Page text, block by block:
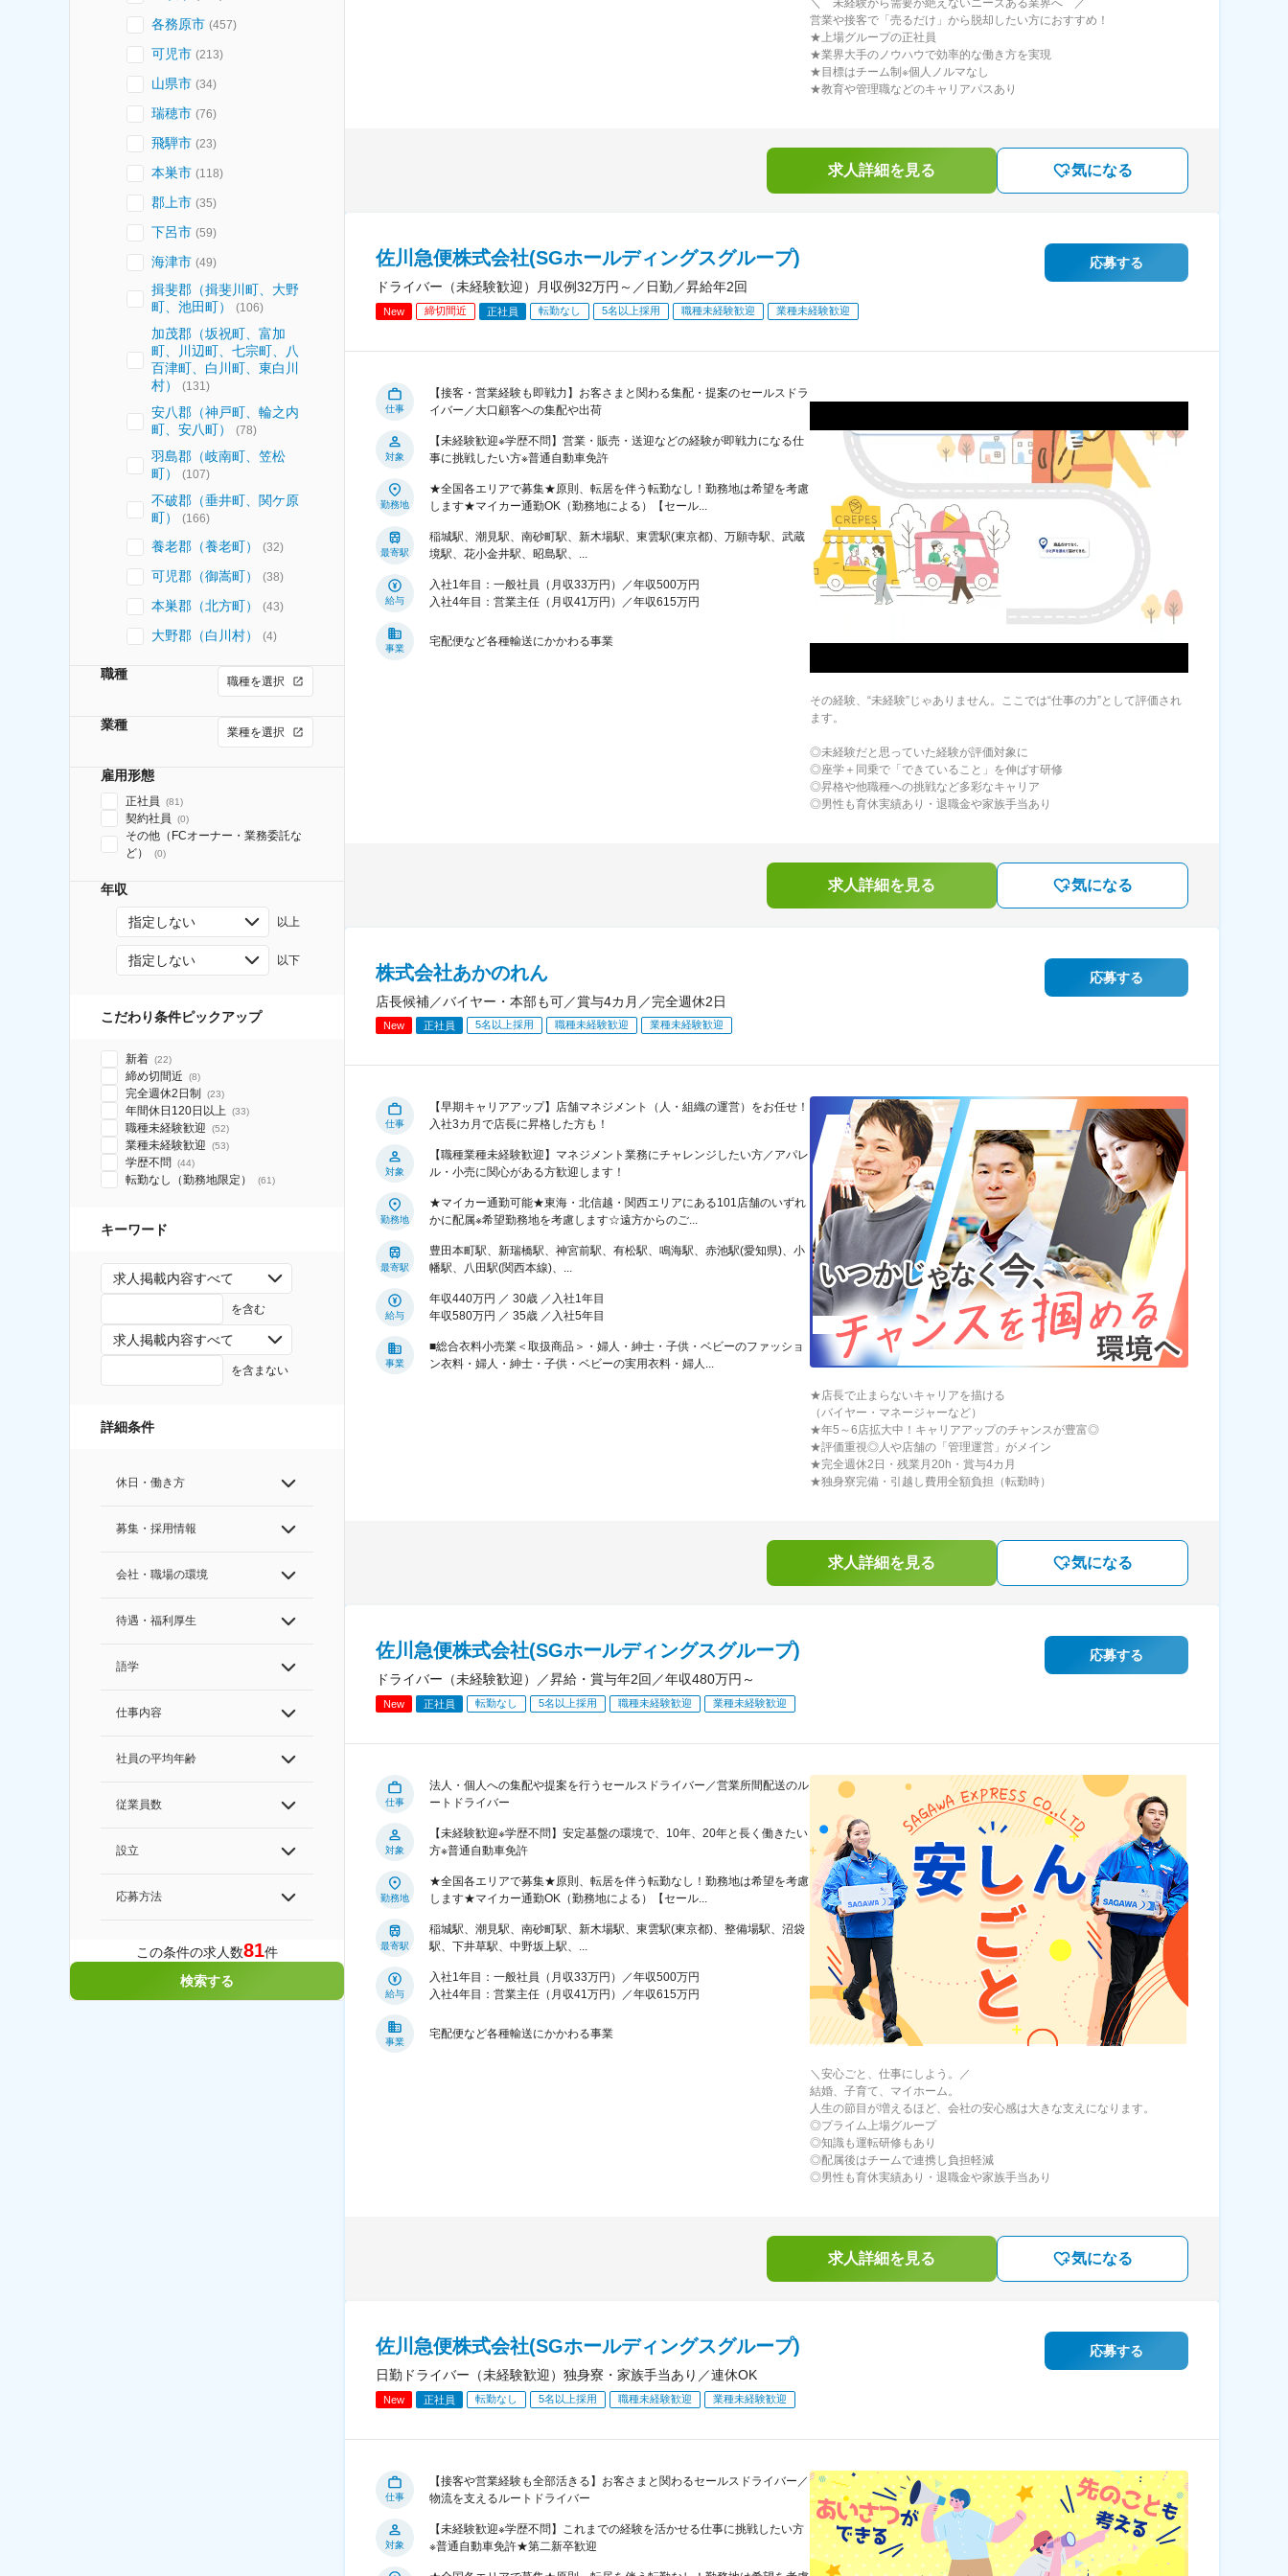
各務原市 (457)
可児市 (213)
山県市 (34)
瑞穂市 (76)
飛騨市 (23)
本巣市 (118)
郡上市 (35)
下呂市 (59)
海津市 (49)
揖斐郡（揖斐川町、大野
町、池田町）
(106)
加茂郡（坂祝町、富加
町、川辺町、七宗町、八
百津町、白川町、東白川
村）
(131)
安八郡（神戸町、輪之内
町、安八町）
(78)
羽島郡（岐南町、笠松
町）
(107)
不破郡（垂井町、関ケ原
町）
(166)
養老郡（養老町） (32)
可児郡（御嵩町） (38)
本巣郡（北方町） (43)
大野郡（白川村） (4)
職種 職種を選択
業種 業種を選択
雇用形態
正社員 (81)
契約社員 (0)
その他（FCオーナー・業務委託な
ど）
(0)
年収
指定しない 以上
指定しない 以下
こだわり条件ピックアップ
新着 (22)
締め切間近 (8)
完全週休2日制 (23)
年間休日120日以上 (33)
職種未経験歓迎 (52)
業種未経験歓迎 (53)
学歴不問 (44)
転勤なし（勤務地限定） (61)
キーワード
求人掲載内容すべて
を含む
求人掲載内容すべて
を含まない
詳細条件
休日・働き方
募集・採用情報
会社・職場の環境
待遇・福利厚生
語学
仕事内容
社員の平均年齢
従業員数
設立
応募方法
この条件の求人数81件
検索する
営業や接客で「売るだけ」から脱却したい方におすすめ！
★上場グループの正社員
★業界大手のノウハウで効率的な働き方を実現
★目標はチーム制※個人ノルマなし
★教育や管理職などのキャリアパスあり
求人詳細を見る 気になる
佐川急便株式会社(SGホールディングスグループ)
ドライバー（未経験歓迎）月収例32万円～／日勤／昇給年2回
New 締切間近 正社員 転勤なし 5名以上採用 職種未経験歓迎 業種未経験歓迎
応募する
仕事
【接客・営業経験も即戦力】お客さまと関わる集配・提案のセールスドラ
イバー／大口顧客への集配や出荷
対象
【未経験歓迎※学歴不問】営業・販売・送迎などの経験が即戦力になる仕
事に挑戦したい方※普通自動車免許
勤務地
★全国各エリアで募集★原則、転居を伴う転勤なし！勤務地は希望を考慮
します★マイカー通勤OK（勤務地による）【セール...
最寄駅
稲城駅、潮見駅、南砂町駅、新木場駅、東雲駅(東京都)、万願寺駅、武蔵
境駅、花小金井駅、昭島駅、...
給与
入社1年目：一般社員（月収33万円）／年収500万円
入社4年目：営業主任（月収41万円）／年収615万円
事業
宅配便など各種輸送にかかわる事業
その経験、“未経験”じゃありません。ここでは“仕事の力”として評価され
ます。
◎未経験だと思っていた経験が評価対象に
◎座学＋同乗で「できていること」を伸ばす研修
◎昇格や他職種への挑戦など多彩なキャリア
◎男性も育休実績あり・退職金や家族手当あり
求人詳細を見る 気になる
株式会社あかのれん
店長候補／バイヤー・本部も可／賞与4カ月／完全週休2日
New 正社員 5名以上採用 職種未経験歓迎 業種未経験歓迎
応募する
仕事
【早期キャリアアップ】店舗マネジメント（人・組織の運営）をお任せ！
入社3カ月で店長に昇格した方も！
対象
【職種業種未経験歓迎】マネジメント業務にチャレンジしたい方／アパレ
ル・小売に関心がある方歓迎します！
勤務地
★マイカー通勤可能★東海・北信越・関西エリアにある101店舗のいずれ
かに配属※希望勤務地を考慮します☆遠方からのご...
最寄駅
豊田本町駅、新瑞橋駅、神宮前駅、有松駅、鳴海駅、赤池駅(愛知県)、小
幡駅、八田駅(関西本線)、...
給与
年収440万円 ／ 30歳 ／入社1年目
年収580万円 ／ 35歳 ／入社5年目
事業
■総合衣料小売業＜取扱商品＞・婦人・紳士・子供・ベビーのファッショ
ン衣料・婦人・紳士・子供・ベビーの実用衣料・婦人...
★店長で止まらないキャリアを描ける
（バイヤー・マネージャーなど）
★年5～6店拡大中！キャリアアップのチャンスが豊富◎
★評価重視◎人や店舗の「管理運営」がメイン
★完全週休2日・残業月20h・賞与4カ月
★独身寮完備・引越し費用全額負担（転勤時）
求人詳細を見る 気になる
佐川急便株式会社(SGホールディングスグループ)
ドライバー（未経験歓迎）／昇給・賞与年2回／年収480万円～
New 正社員 転勤なし 5名以上採用 職種未経験歓迎 業種未経験歓迎
応募する
仕事
法人・個人への集配や提案を行うセールスドライバー／営業所間配送のル
ートドライバー
対象
【未経験歓迎※学歴不問】安定基盤の環境で、10年、20年と長く働きたい
方※普通自動車免許
勤務地
★全国各エリアで募集★原則、転居を伴う転勤なし！勤務地は希望を考慮
します★マイカー通勤OK（勤務地による）【セール...
最寄駅
稲城駅、潮見駅、南砂町駅、新木場駅、東雲駅(東京都)、整備場駅、沼袋
駅、下井草駅、中野坂上駅、...
給与
入社1年目：一般社員（月収33万円）／年収500万円
入社4年目：営業主任（月収41万円）／年収615万円
事業
宅配便など各種輸送にかかわる事業
＼安心ごと、仕事にしよう。／
結婚、子育て、マイホーム。
人生の節目が増えるほど、会社の安心感は大きな支えになります。
◎プライム上場グループ
◎知識も運転研修もあり
◎配属後はチームで連携し負担軽減
◎男性も育休実績あり・退職金や家族手当あり
求人詳細を見る 気になる
佐川急便株式会社(SGホールディングスグループ)
日勤ドライバー（未経験歓迎）独身寮・家族手当あり／連休OK
New 正社員 転勤なし 5名以上採用 職種未経験歓迎 業種未経験歓迎
応募する
仕事
【接客や営業経験も全部活きる】お客さまと関わるセールスドライバー／
物流を支えるルートドライバー
対象
【未経験歓迎※学歴不問】これまでの経験を活かせる仕事に挑戦したい方
※普通自動車免許★第二新卒歓迎